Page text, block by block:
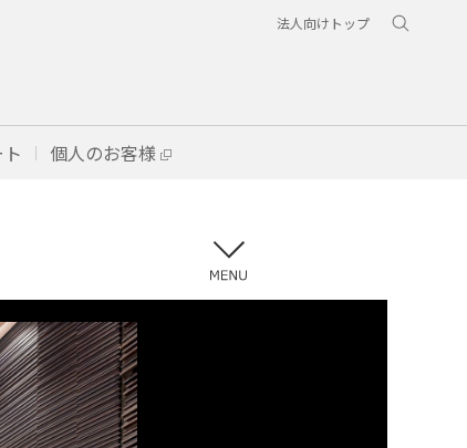
法人向けトップ
個人のお客様